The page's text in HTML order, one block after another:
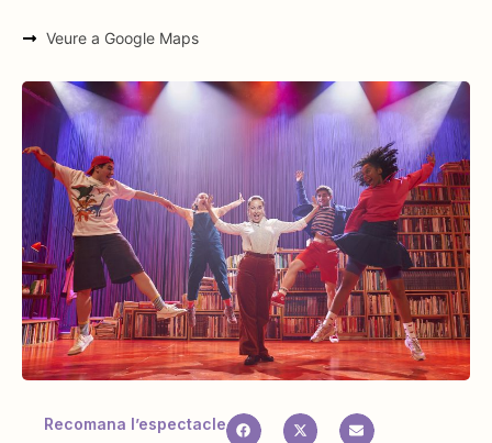
Veure a Google Maps
Recomana l’espectacle